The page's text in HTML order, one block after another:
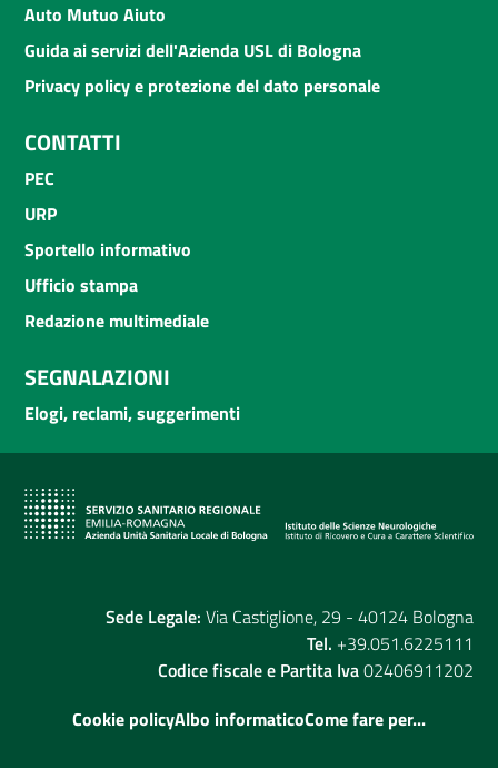
Auto Mutuo Aiuto
Guida ai servizi dell'Azienda USL di Bologna
Privacy policy e protezione del dato personale
CONTATTI
PEC
URP
Sportello informativo
Ufficio stampa
Redazione multimediale
SEGNALAZIONI
Elogi, reclami, suggerimenti
Sede Legale: Via Castiglione, 29 - 40124 Bologna
Tel. +39.051.6225111
Codice fiscale e Partita Iva02406911202
Cookie policyAlbo informaticoCome fare per...